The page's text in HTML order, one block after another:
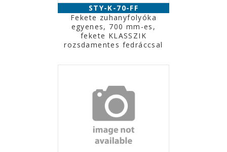
STY-K-70-FF
Fekete zuhanyfolyóka
egyenes, 700 mm-es,
fekete KLASSZIK
rozsdamentes fedráccsal